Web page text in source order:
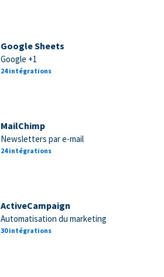
Google Sheets
Google +1
24 intégrations
MailChimp
Newsletters par e-mail
24 intégrations
ActiveCampaign
Automatisation du marketing
30 intégrations